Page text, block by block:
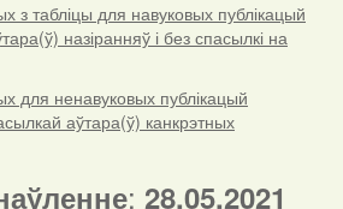
з табліцы для навуковых публікацый
назіранняў і без спасылкі на
для ненавуковых публікацый
аўтара(ў) канкрэтных
: 28.05.2021